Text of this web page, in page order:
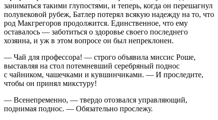
заниматься такими глупостями, и теперь, когда он перешагнул
полувековой рубеж, Батлер потерял всякую надежду на то, что
род Макгрегоров продолжится. Единственное, что ему
оставалось — заботиться о здоровье своего последнего
хозяина, и уж в этом вопросе он был непреклонен.
— Чай для профессора! — строго объявила миссис Роше,
выставляя на стол потемневший серебряный поднос
с чайником, чашечками и кувшинчиками. — И проследите,
чтобы он принял микстуру!
— Всенепременно, — твердо отозвался управляющий,
поднимая поднос. — Обязательно прослежу.